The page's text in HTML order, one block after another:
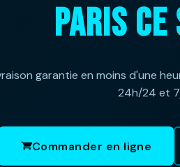
PARIS
garantie en moins d'une
24h/24 et
Commander en ligne